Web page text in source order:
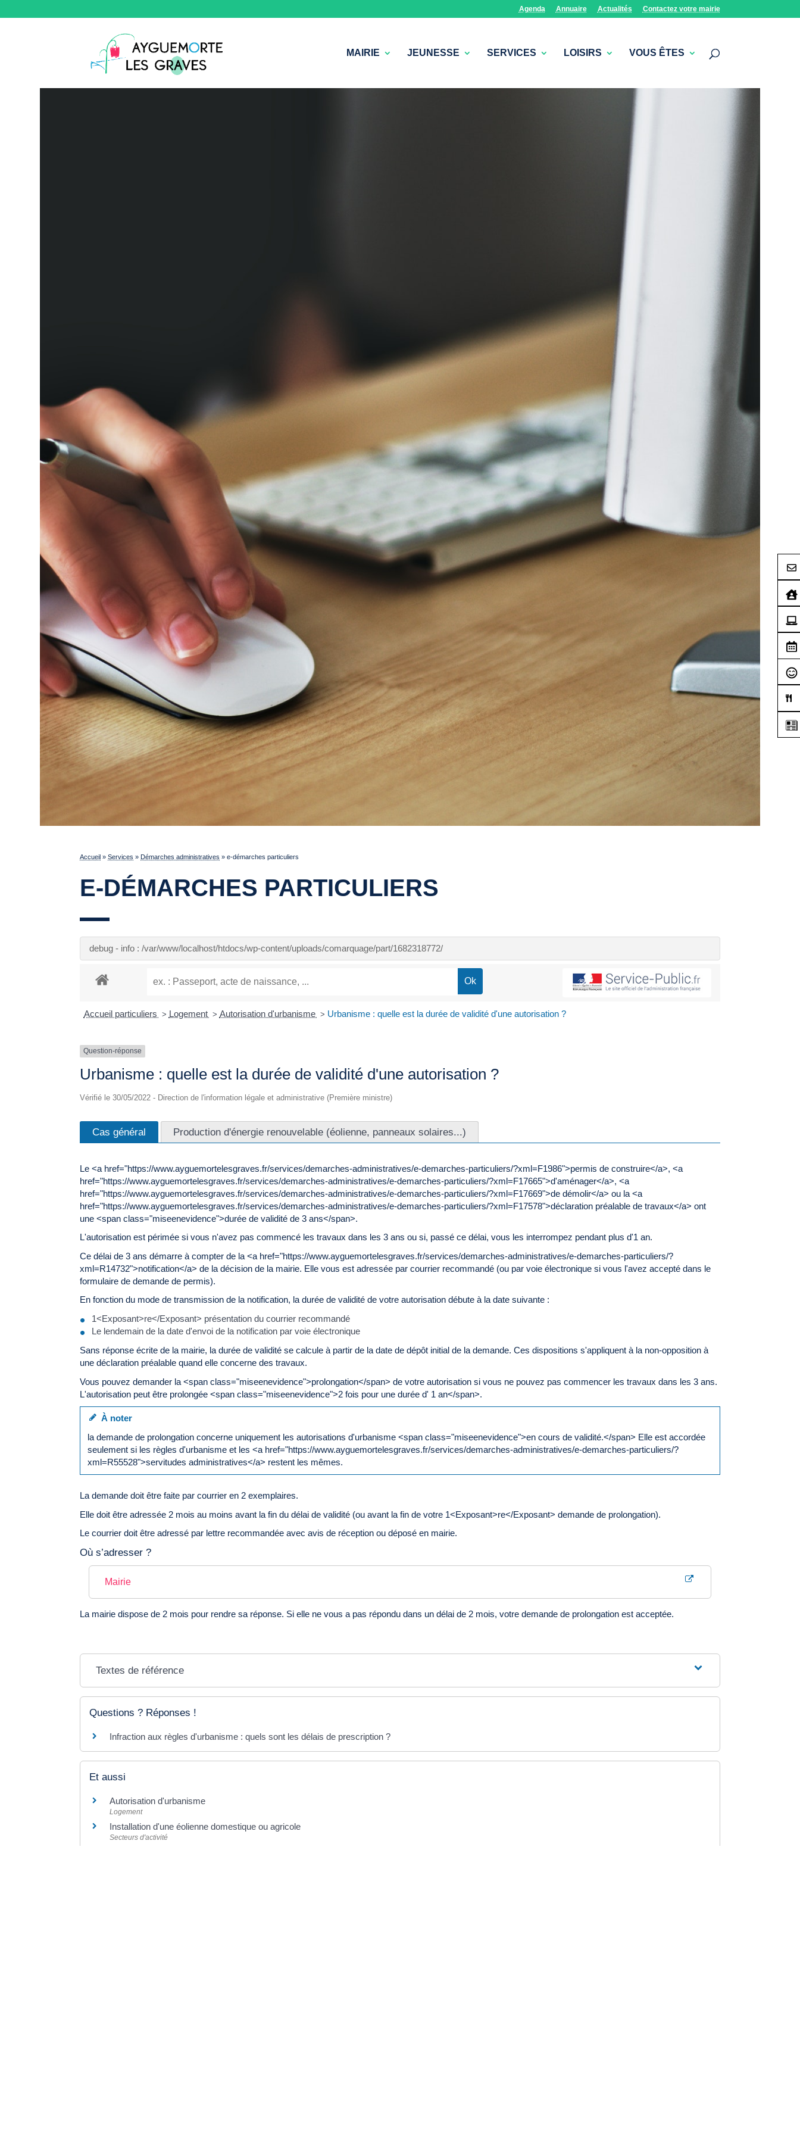
Agenda Annuaire Actualités Contactez votre mairie
MAIRIE JEUNESSE SERVICES LOISIRS VOUS ÊTES
Accueil »Services » Démarches administratives »e-démarches particuliers
E-DÉMARCHES PARTICULIERS
debug - info : /var/www/localhost/htdocs/wp-content/uploads/comarquage/part/1682318772/
Accueil particuliers > Logement > Autorisation d'urbanisme > Urbanisme : quelle est la durée de validité d'une autorisation ?
Question-réponse
Urbanisme : quelle est la durée de validité d'une autorisation ?
Vérifié le 30/05/2022 - Direction de l'information légale et administrative (Première ministre)
Cas général Production d'énergie renouvelable (éolienne, panneaux solaires...)
Le <a href="https://www.ayguemortelesgraves.fr/services/demarches-administratives/e-demarches-particuliers/?xml=F1986">permis de construire</a>, <a
href="https://www.ayguemortelesgraves.fr/services/demarches-administratives/e-demarches-particuliers/?xml=F17665">d'aménager</a>, <a
href="https://www.ayguemortelesgraves.fr/services/demarches-administratives/e-demarches-particuliers/?xml=F17669">de démolir</a> ou la <a
href="https://www.ayguemortelesgraves.fr/services/demarches-administratives/e-demarches-particuliers/?xml=F17578">déclaration préalable de travaux</a> ont
une <span class="miseenevidence">durée de validité de 3 ans</span>.
L'autorisation est périmée si vous n'avez pas commencé les travaux dans les 3 ans ou si, passé ce délai, vous les interrompez pendant plus d'1 an.
Ce délai de 3 ans démarre à compter de la <a href="https://www.ayguemortelesgraves.fr/services/demarches-administratives/e-demarches-particuliers/?
xml=R14732">notification</a> de la décision de la mairie. Elle vous est adressée par courrier recommandé (ou par voie électronique si vous l'avez accepté dans le
formulaire de demande de permis).
En fonction du mode de transmission de la notification, la durée de validité de votre autorisation débute à la date suivante :
1<Exposant>re</Exposant> présentation du courrier recommandé
Le lendemain de la date d'envoi de la notification par voie électronique
Sans réponse écrite de la mairie, la durée de validité se calcule à partir de la date de dépôt initial de la demande. Ces dispositions s'appliquent à la non-opposition à
une déclaration préalable quand elle concerne des travaux.
Vous pouvez demander la <span class="miseenevidence">prolongation</span> de votre autorisation si vous ne pouvez pas commencer les travaux dans les 3 ans.
L'autorisation peut être prolongée <span class="miseenevidence">2 fois pour une durée d' 1 an</span>.
À noter
la demande de prolongation concerne uniquement les autorisations d'urbanisme <span class="miseenevidence">en cours de validité.</span> Elle est accordée
seulement si les règles d'urbanisme et les <a href="https://www.ayguemortelesgraves.fr/services/demarches-administratives/e-demarches-particuliers/?
xml=R55528">servitudes administratives</a> restent les mêmes.
La demande doit être faite par courrier en 2 exemplaires.
Elle doit être adressée 2 mois au moins avant la fin du délai de validité (ou avant la fin de votre 1<Exposant>re</Exposant> demande de prolongation).
Le courrier doit être adressé par lettre recommandée avec avis de réception ou déposé en mairie.
Où s’adresser ?
Mairie
La mairie dispose de 2 mois pour rendre sa réponse. Si elle ne vous a pas répondu dans un délai de 2 mois, votre demande de prolongation est acceptée.
Textes de référence
Questions ? Réponses !
Infraction aux règles d'urbanisme : quels sont les délais de prescription ?
Et aussi
Autorisation d'urbanisme
Logement
Installation d'une éolienne domestique ou agricole
Secteurs d'activité